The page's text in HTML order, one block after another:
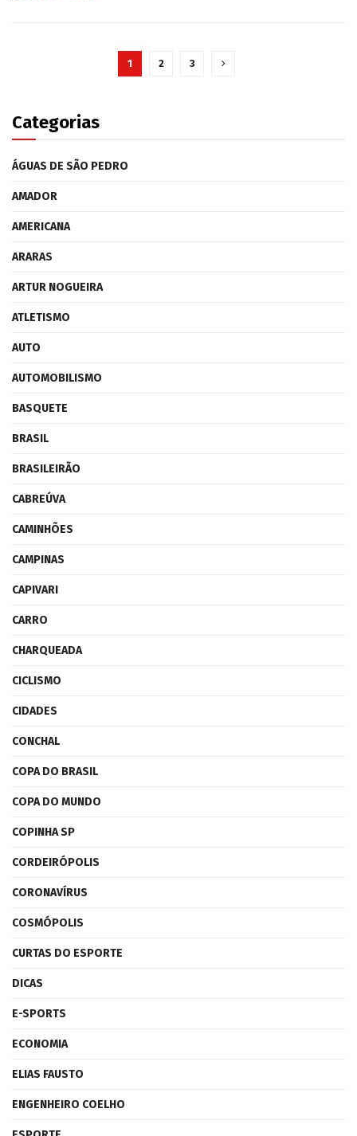
1 2 3
Categorias
ÁGUAS DE SÃO PEDRO
AMADOR
AMERICANA
ARARAS
ARTUR NOGUEIRA
ATLETISMO
AUTO
AUTOMOBILISMO
BASQUETE
BRASIL
BRASILEIRÃO
CABREÚVA
CAMINHÕES
CAMPINAS
CAPIVARI
CARRO
CHARQUEADA
CICLISMO
CIDADES
CONCHAL
COPA DO BRASIL
COPA DO MUNDO
COPINHA SP
CORDEIRÓPOLIS
CORONAVÍRUS
COSMÓPOLIS
CURTAS DO ESPORTE
DICAS
E-SPORTS
ECONOMIA
ELIAS FAUSTO
ENGENHEIRO COELHO